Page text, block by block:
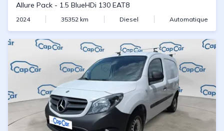
Allure Pack - 1.5 BlueHDi 130 EAT8
2024 35352 km Diesel Automatique